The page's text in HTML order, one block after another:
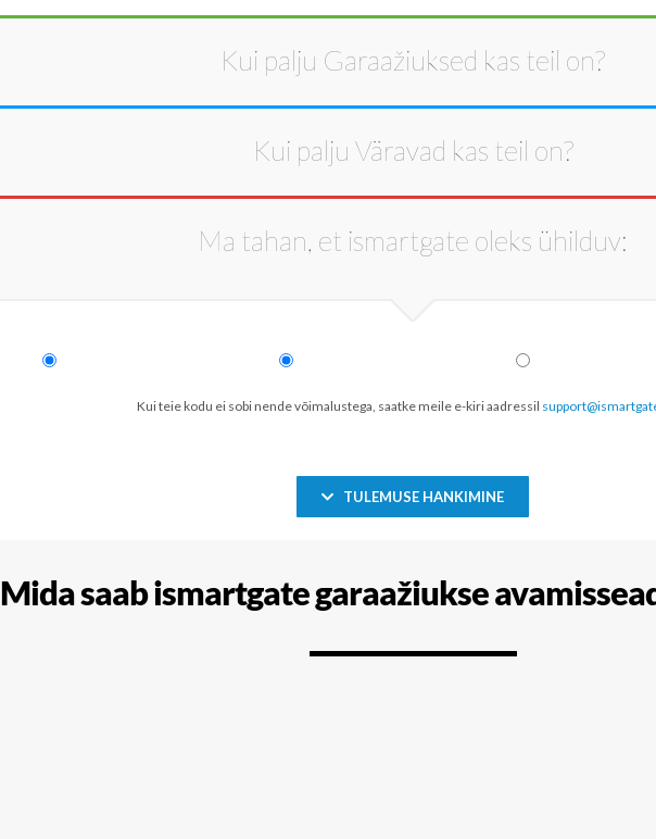
Kui palju Garaažiuksed kas teil on?
Kui palju Väravad kas teil on?
Ma tahan, et ismartgate oleks ühilduv:
Kui teie kodu ei sobi nende võimalustega, saatke meile e-kiri aadressil
TULEMUSE HANKIMINE
Mida saab ismartgate garaažiukse